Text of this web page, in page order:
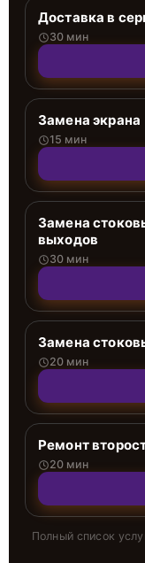
Доставка в
30 мин
Замена экрана
15 мин
Замена
выходов
30 мин
Замена
20 мин
Ремонт
20 мин
Полный список